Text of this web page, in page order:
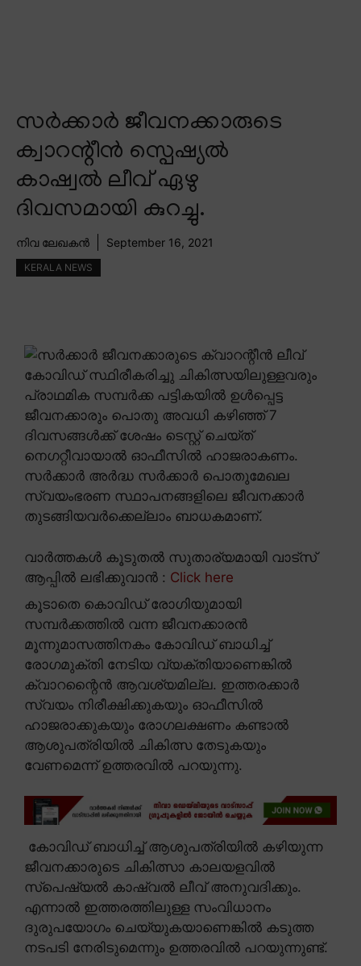
സർക്കാർ ജീവനക്കാരുടെ
ക്വാറന്റീൻ സ്പെഷ്യൽ
കാഷ്വൽ ലീവ് ഏഴു
ദിവസമായി കുറച്ചു.
നിവ ലേഖകൻ September 16, 2021
KERALA NEWS
കോവിഡ് സ്ഥിരീകരിച്ചു ചികിത്സയിലുള്ളവരും
പ്രാഥമിക സമ്പർക്ക പട്ടികയിൽ ഉൾപ്പെട്ട
ജീവനക്കാരും പൊതു അവധി കഴിഞ്ഞ് 7
ദിവസങ്ങൾക്ക് ശേഷം ടെസ്റ്റ് ചെയ്ത്
നെഗറ്റീവായാൽ ഓഫീസിൽ ഹാജരാകണം.
സർക്കാർ അർദ്ധ സർക്കാർ പൊതുമേഖല
സ്വയംഭരണ സ്ഥാപനങ്ങളിലെ ജീവനക്കാർ
തുടങ്ങിയവർക്കെല്ലാം ബാധകമാണ്.
വാർത്തകൾ കൂടുതൽ സുതാര്യമായി വാട്സ്
ആപ്പിൽ ലഭിക്കുവാൻ : Click here
കൂടാതെ കൊവിഡ് രോഗിയുമായി
സമ്പർക്കത്തിൽ വന്ന ജീവനക്കാരൻ
മൂന്നുമാസത്തിനകം കോവിഡ് ബാധിച്ച്
രോഗമുക്തി നേടിയ വ്യക്തിയാണെങ്കിൽ
ക്വാറന്റൈൻ ആവശ്യമില്ല. ഇത്തരക്കാർ
സ്വയം നിരീക്ഷിക്കുകയും ഓഫീസിൽ
ഹാജരാക്കുകയും രോഗലക്ഷണം കണ്ടാൽ
ആശുപത്രിയിൽ ചികിത്സ തേടുകയും
വേണമെന്ന് ഉത്തരവിൽ പറയുന്നു.
കോവിഡ് ബാധിച്ച് ആശുപത്രിയിൽ കഴിയുന്ന
ജീവനക്കാരുടെ ചികിത്സാ കാലയളവിൽ
സ്പെഷ്യൽ കാഷ്വൽ ലീവ് അനുവദിക്കും.
എന്നാൽ ഇത്തരത്തിലുള്ള സംവിധാനം
ദുരുപയോഗം ചെയ്യുകയാണെങ്കിൽ കടുത്ത
നടപടി നേരിടുമെന്നും ഉത്തരവിൽ പറയുന്നുണ്ട്.